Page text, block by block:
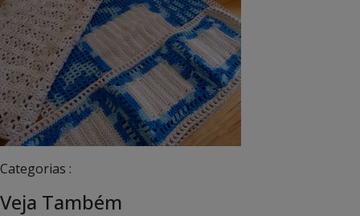
Categorias :
Veja Também